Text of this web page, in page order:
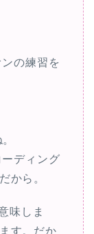
の練習を
ディング
から。
味しま
す。だか